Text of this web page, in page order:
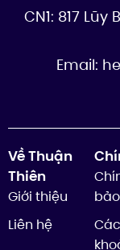
CN1: 817
Email:
Về Thuận
Thiên
Giới thiệu
Liên hệ